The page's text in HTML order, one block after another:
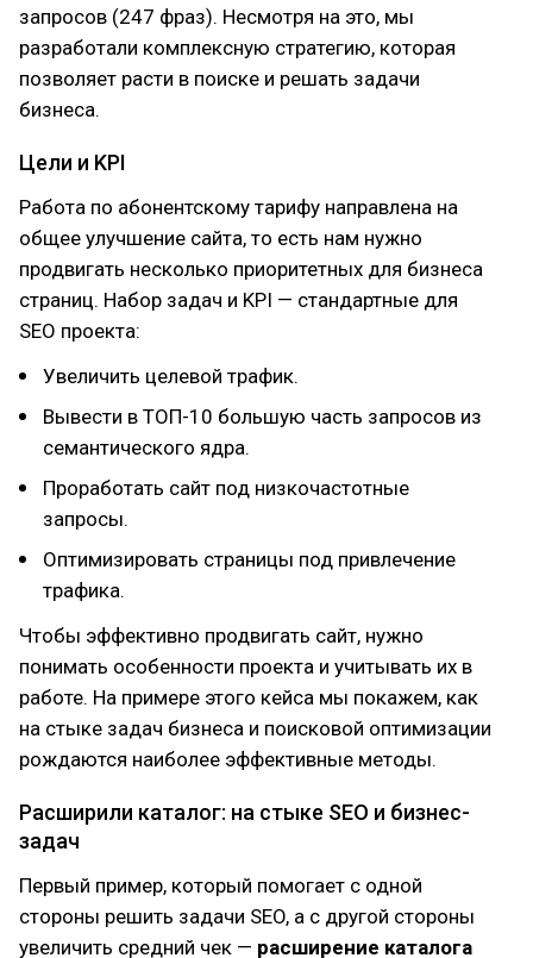
запросов (247 фраз). Несмотря на это, мы
разработали комплексную стратегию, которая
позволяет расти в поиске и решать задачи
бизнеса.
Цели и KPI
Работа по абонентскому тарифу направлена на
общее улучшение сайта, то есть нам нужно
продвигать несколько приоритетных для бизнеса
страниц. Набор задач и KPI — стандартные для
SEO проекта:
Увеличить целевой трафик.
Вывести в ТОП-10 большую часть запросов из
семантического ядра.
Проработать сайт под низкочастотные
запросы.
Оптимизировать страницы под привлечение
трафика.
Чтобы эффективно продвигать сайт, нужно
понимать особенности проекта и учитывать их в
работе. На примере этого кейса мы покажем, как
на стыке задач бизнеса и поисковой оптимизации
рождаются наиболее эффективные методы.
Расширили каталог: на стыке SEO и бизнес-
задач
Первый пример, который помогает с одной
стороны решить задачи SEO, а с другой стороны
увеличить средний чек — расширение каталога